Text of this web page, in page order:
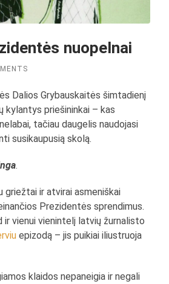
nuopelnai
Dalios Grybauskaitės šimtadienį
kylantys priešininkai – kas
tačiau daugelis naudojasi
susikaupusią skolą.
.
griežtai ir atvirai asmeniškai
Prezidentės sprendimus.
ir vienui vienintelį latvių žurnalisto
epizodą – jis puikiai iliustruoja
klaidos nepaneigia ir negali